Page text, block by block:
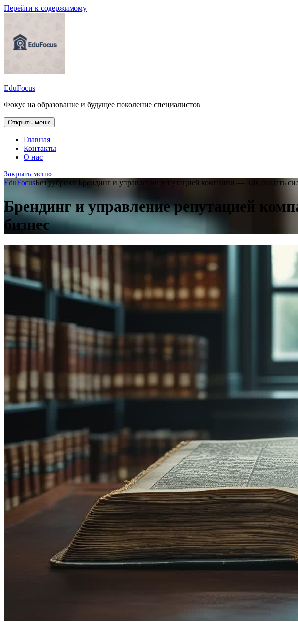
Перейти к содержимому
EduFocus
Фокус на образование и будущее поколение специалистов
Открыть меню
Главная
Контакты
О нас
Закрыть меню
EduFocusБез рубрики Брендинг и управление репутацией компании — Как создать
Брендинг и управление репутацией
бизнес